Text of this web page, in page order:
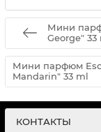
Мини
George" 33
Мини парфюм
Mandarin" 33 ml
КОНТАКТЫ